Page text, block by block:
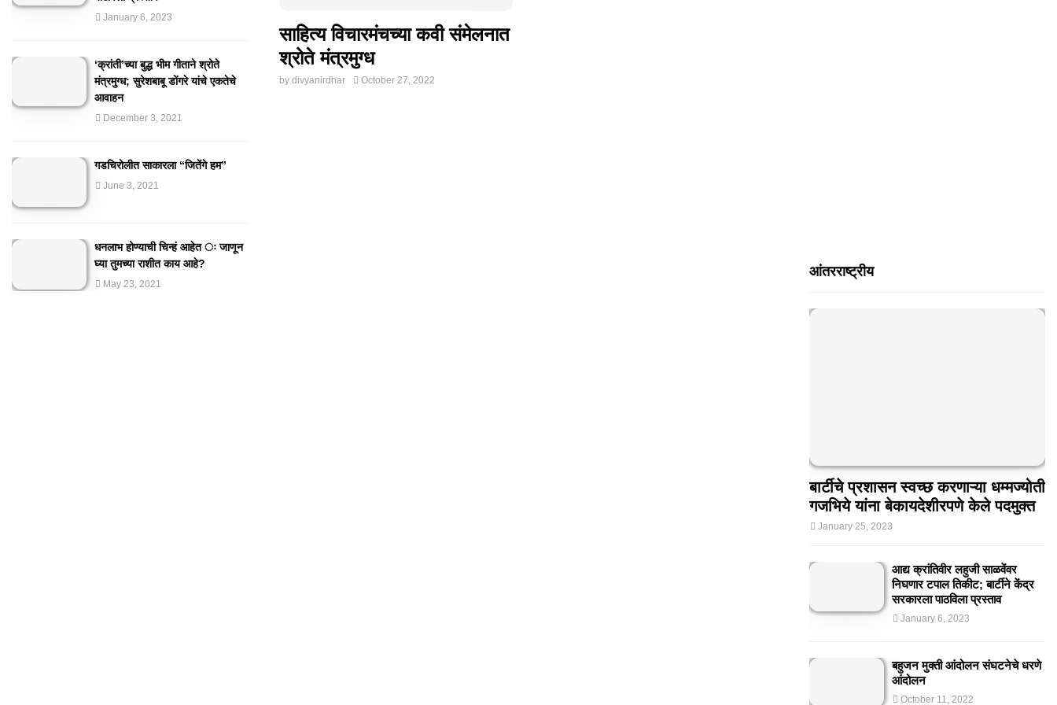
साहित्य विचारमंचच्या कवी संमेलनात
श्रोते मंत्रमुग्ध
by divyanirdhar October 27, 2022
January 6, 2023
‘क्रांती’च्या बुद्ध भीम गीताने श्रोते
मंत्रमुग्ध; सुरेशबाबू डोंगरे यांचे एकतेचे
आवाहन
December 3, 2021
गडचिरोलीत साकारला “जितेंगे हम”
June 3, 2021
धनलाभ होण्याची चिन्हं आहेत ः जाणून
घ्या तुमच्या राशीत काय आहे?
May 23, 2021
आंतरराष्ट्रीय
बार्टीचे प्रशासन स्वच्छ करणाऱ्या धम्मज्योती
गजभिये यांना बेकायदेशीरपणे केले पदमुक्त
January 25, 2023
आद्य क्रांतिवीर लहुजी साळवेंवर
निघणार टपाल तिकीट; बार्टीने केंद्र
सरकारला पाठविला प्रस्ताव
January 6, 2023
बहुजन मुक्ती आंदोलन संघटनेचे धरणे
आंदोलन
October 11, 2022